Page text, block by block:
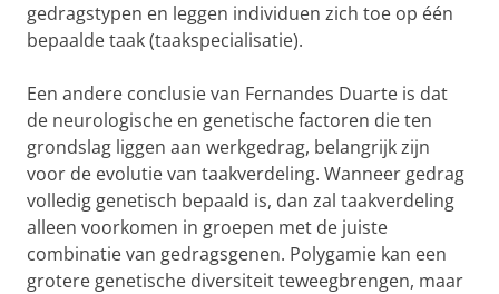
gedragstypen en leggen individuen zich toe op één
bepaalde taak (taakspecialisatie).
Een andere conclusie van Fernandes Duarte is dat
de neurologische en genetische factoren die ten
grondslag liggen aan werkgedrag, belangrijk zijn
voor de evolutie van taakverdeling. Wanneer gedrag
volledig genetisch bepaald is, dan zal taakverdeling
alleen voorkomen in groepen met de juiste
combinatie van gedragsgenen. Polygamie kan een
grotere genetische diversiteit teweegbrengen, maar